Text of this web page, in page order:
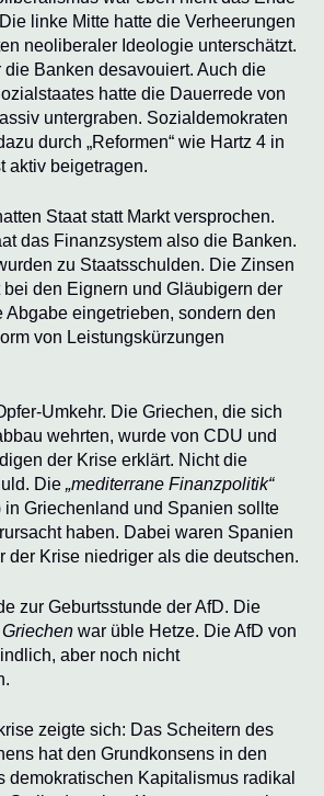
linke Mitte hatte die Verheerungen
neoliberaler Ideologie unterschätzt.
die Banken desavouiert. Auch die
hatte die Dauerrede von
untergraben. Sozialdemokraten
durch „Reformen“ wie Hartz 4 in
aktiv beigetragen.
Staat statt Markt versprochen.
das Finanzsystem also die Banken.
zu Staatsschulden. Die Zinsen
den Eignern und Gläubigern der
Abgabe eingetrieben, sondern den
von Leistungskürzungen
Umkehr. Die Griechen, die sich
wehrten, wurde von CDU und
der Krise erklärt. Nicht die
Die„mediterrane Finanzpolitik“
in Griechenland und Spanien sollte
haben. Dabei waren Spanien
der Krise niedriger als die deutschen.
zur Geburtsstunde der AfD. Die
war üble Hetze. Die AfD von
aber noch nicht
zeigte sich: Das Scheitern des
hat den Grundkonsens in den
demokratischen Kapitalismus radikal